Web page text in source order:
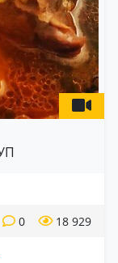
18 929
0